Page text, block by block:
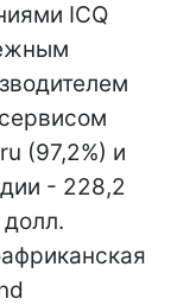
ICQ
(97,2%) и
- 228,2